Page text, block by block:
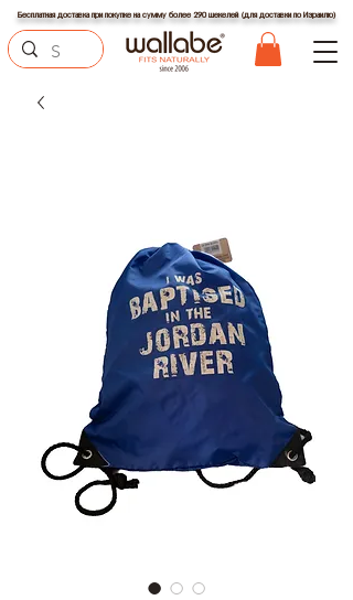
Бесплатная доставка при покупке на сумму более 290 шекелей (для доставки по Израилю)